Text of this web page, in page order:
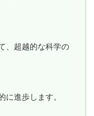
、超越的な科学の
に進歩します。